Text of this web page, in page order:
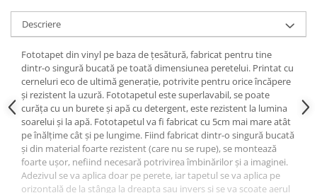
Descriere
Fototapet din vinyl pe baza de țesătură, fabricat pentru tine
dintr-o singură bucată pe toată dimensiunea peretelui. Printat cu
cerneluri eco de ultimă generație, potrivite pentru orice încăpere
și rezistent la uzură. Fototapetul este superlavabil, se poate
curăța cu un burete și apă cu detergent, este rezistent la lumina
soarelui și la apă. Fototapetul va fi fabricat cu 5cm mai mare atât
pe înălțime cât și pe lungime. Fiind fabricat dintr-o singură bucată
și din material foarte rezistent (care nu se rupe), se montează
foarte ușor, nefiind necesară potrivirea îmbinărilor și a imaginei.
Adezivul se va aplica doar pe perete, iar tapetul se va aplica pe
orizontală de la stânga la dreapta sau invers și se va scoate aerul